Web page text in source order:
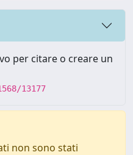
per citare o creare un
13177
non sono stati